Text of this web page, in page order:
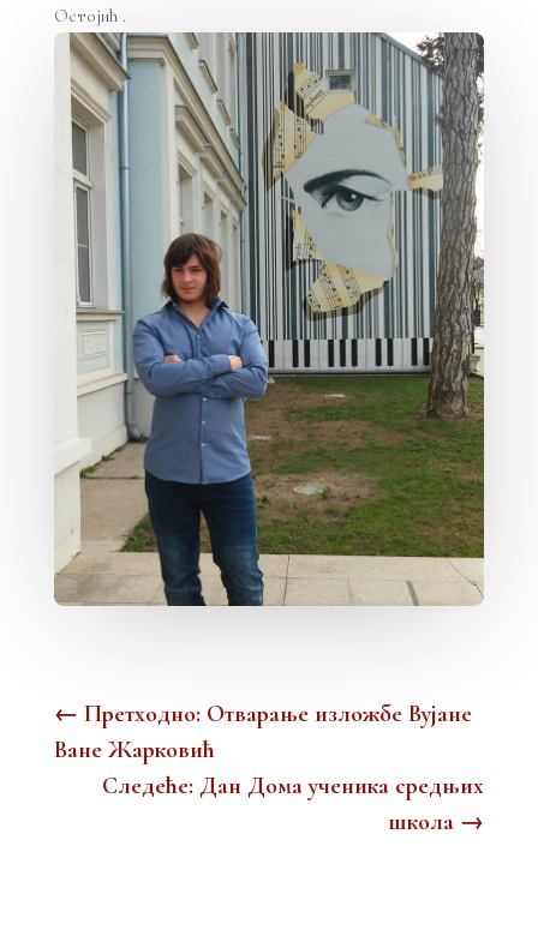
Остојић .
← Претходно: Oтварањe изложбе Вујане
Ване Жарковић
Следеће: Дан Дома ученика средњих
школа →